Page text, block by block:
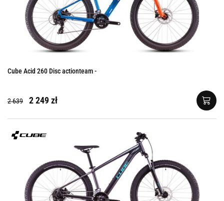
Cube Acid 260 Disc actionteam -
2 639 2 249 zł